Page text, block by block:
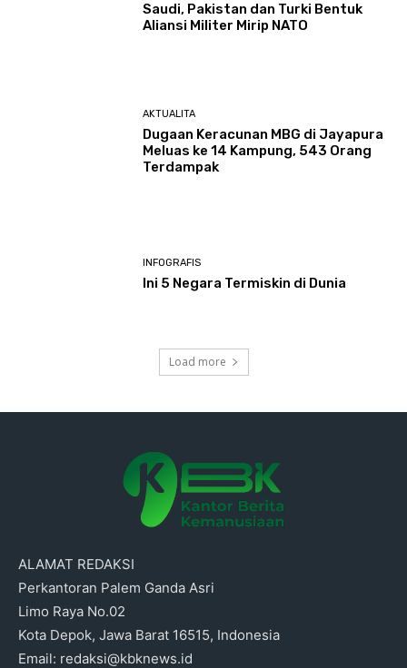
Saudi, Pakistan dan Turki Bentuk
Aliansi Militer Mirip NATO
AKTUALITA
Dugaan Keracunan MBG di Jayapura
Meluas ke 14 Kampung, 543 Orang
Terdampak
INFOGRAFIS
Ini 5 Negara Termiskin di Dunia
Load more
ALAMAT REDAKSI
Perkantoran Palem Ganda Asri
Limo Raya No.02
Kota Depok, Jawa Barat 16515, Indonesia
Email: redaksi@kbknews.id